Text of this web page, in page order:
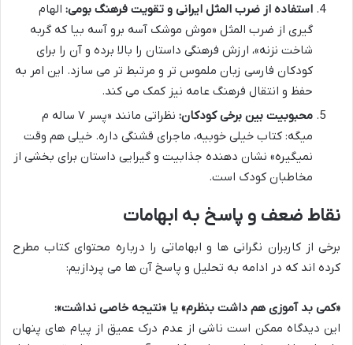
استفاده از ضرب المثل ایرانی و تقویت فرهنگ بومی: الهام
گیری از ضرب المثل «موش موشک آسه برو آسه بیا که گربه
شاخت نزنه»، ارزش فرهنگی داستان را بالا برده و آن را برای
کودکان فارسی زبان ملموس تر و مرتبط تر می سازد. این امر به
حفظ و انتقال فرهنگ عامه نیز کمک می کند.
محبوبیت بین برخی کودکان:
نظراتی مانند «پسر ۷ ساله م
میگه: کتاب خیلی خوبیه، ماجرای قشنگی داره. خیلی هم وقت
نمیگیره» نشان دهنده جذابیت و گیرایی داستان برای بخشی از
مخاطبان کودک است.
نقاط ضعف و پاسخ به ابهامات
برخی از کاربران نگرانی ها و ابهاماتی را درباره محتوای کتاب مطرح
کرده اند که در ادامه به تحلیل و پاسخ آن ها می پردازیم:
«کمی بد آموزی هم داشت بنظرم» یا «نتیجه خاصی نداشت»:
این دیدگاه ممکن است ناشی از عدم درک عمیق از پیام های پنهان